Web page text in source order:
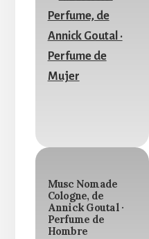
Musc Nomade
Cologne, de
Annick Goutal ·
Perfume de
Hombre